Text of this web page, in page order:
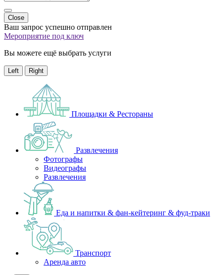
Close
Ваш запрос успешно отправлен
Мероприятие под ключ
Вы можете ещё выбрать услуги
Left Right
Площадки & Рестораны
Развлечения
Фотографы
Видеографы
Развлечения
Еда и напитки & фан-кейтеринг & фуд-траки
Транспорт
Аренда авто